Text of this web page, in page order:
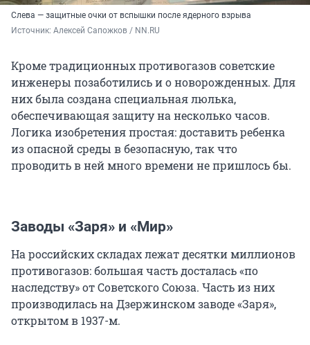
Слева — защитные очки от вспышки после ядерного взрыва
Источник: Алексей Сапожков / NN.RU
Кроме традиционных противогазов советские
инженеры позаботились и о новорожденных. Для
них была создана специальная люлька,
обеспечивающая защиту на несколько часов.
Логика изобретения простая: доставить ребенка
из опасной среды в безопасную, так что
проводить в ней много времени не пришлось бы.
Заводы «Заря» и «Мир»
На российских складах лежат десятки миллионов
противогазов: большая часть досталась «по
наследству» от Советского Союза. Часть из них
производилась на Дзержинском заводе «Заря»,
открытом в 1937-м.